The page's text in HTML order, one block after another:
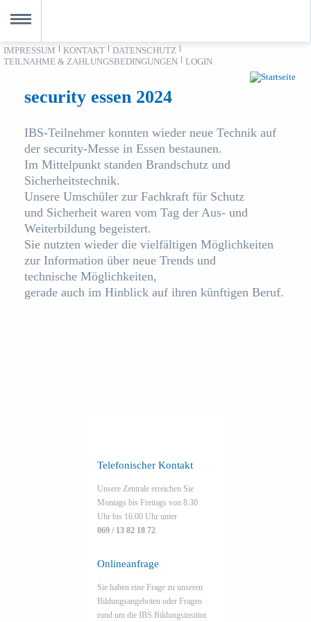
IMPRESSUM KONTAKT
DATENSCHUTZ
TEILNAHME & ZAHLUNGSBEDINGUNGEN
LOGIN
security essen 2024
IBS-Teilnehmer konnten wieder neue Technik auf
der security-Messe in Essen bestaunen.
Im Mittelpunkt standen Brandschutz und
Sicherheitstechnik.
Unsere Umschüler zur Fachkraft für Schutz
und Sicherheit waren vom Tag der Aus- und
Weiterbildung begeistert.
Sie nutzten wieder die vielfältigen Möglichkeiten
zur Information über neue Trends und
technische Möglichkeiten,
gerade auch im Hinblick auf ihren künftigen Beruf.
Telefonischer Kontakt
Unsere Zentrale erreichen Sie
Montags bis Freitags von 8.30
Uhr bis 16.00 Uhr unter
069 / 13 82 18 72.
Onlineanfrage
Sie haben eine Frage zu unseren
Bildungsangeboten oder Fragen
rund um die IBS Bildungsinstitut
MENU
in Offenbach